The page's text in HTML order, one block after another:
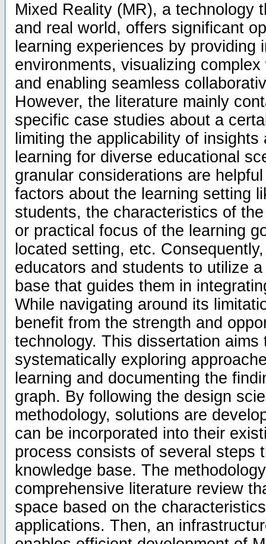
Mixed Reality (MR), a technology
and real world, offers significant
learning experiences by providing
environments, visualizing
and enabling seamless
However, the literature mainly
specific case studies about a
limiting the applicability of
learning for diverse educational
granular considerations are
factors about the learning setting
students, the characteristics of
or practical focus of the learning
located setting, etc.
educators and students to utilize
base that guides them in
While navigating around its
benefit from the strength and
technology. This dissertation
systematically exploring
learning and documenting the
graph. By following the design
methodology, solutions are
can be incorporated into their
process consists of several steps
knowledge base. The
comprehensive literature review
space based on the
applications. Then, an